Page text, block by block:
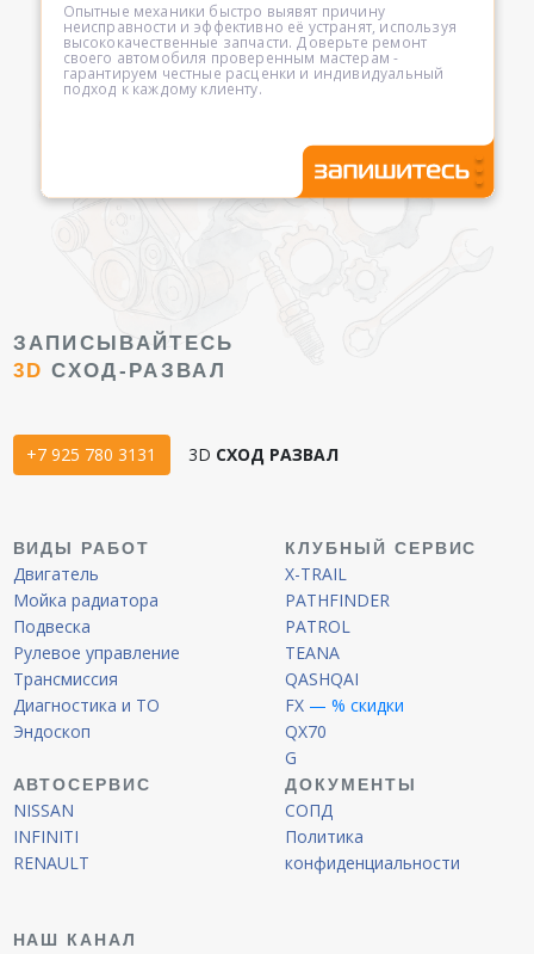
Опытные механики быстро выявят причину
неисправности и эффективно её устранят, используя
высококачественные запчасти. Доверьте ремонт
своего автомобиля проверенным мастерам -
гарантируем честные расценки и индивидуальный
подход к каждому клиенту.
ЗАПИСЫВАЙТЕСЬ
3D СХОД-РАЗВАЛ
+7 925 780 3131 3D СХОД РАЗВАЛ
ВИДЫ РАБОТ
Двигатель
Мойка радиатора
Подвеска
Рулевое управление
Трансмиссия
Диагностика и ТО
Эндоскоп
КЛУБНЫЙ СЕРВИС
X-TRAIL
PATHFINDER
PATROL
TEANA
QASHQAI
FX — % скидки
QX70
G
АВТОСЕРВИС
NISSAN
INFINITI
RENAULT
ДОКУМЕНТЫ
СОПД
Политика
конфиденциальности
НАШ КАНАЛ